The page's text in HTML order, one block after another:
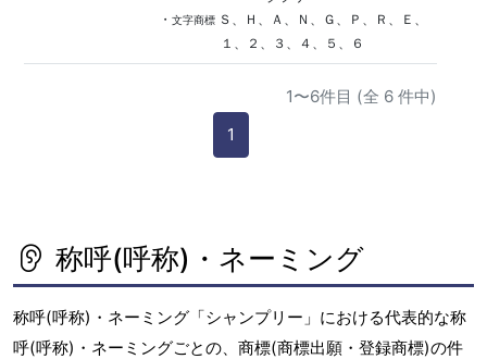
・ 文字商標Ｓ、Ｈ、Ａ、Ｎ、Ｇ、Ｐ、Ｒ、Ｅ、
１、２、３、４、５、６
1〜6件目 (全 6 件中)
1
称呼(呼称)・ネーミング
称呼(呼称)・ネーミング「シャンプリー」における代表的な称
呼(呼称)・ネーミングごとの、商標(商標出願・登録商標)の件